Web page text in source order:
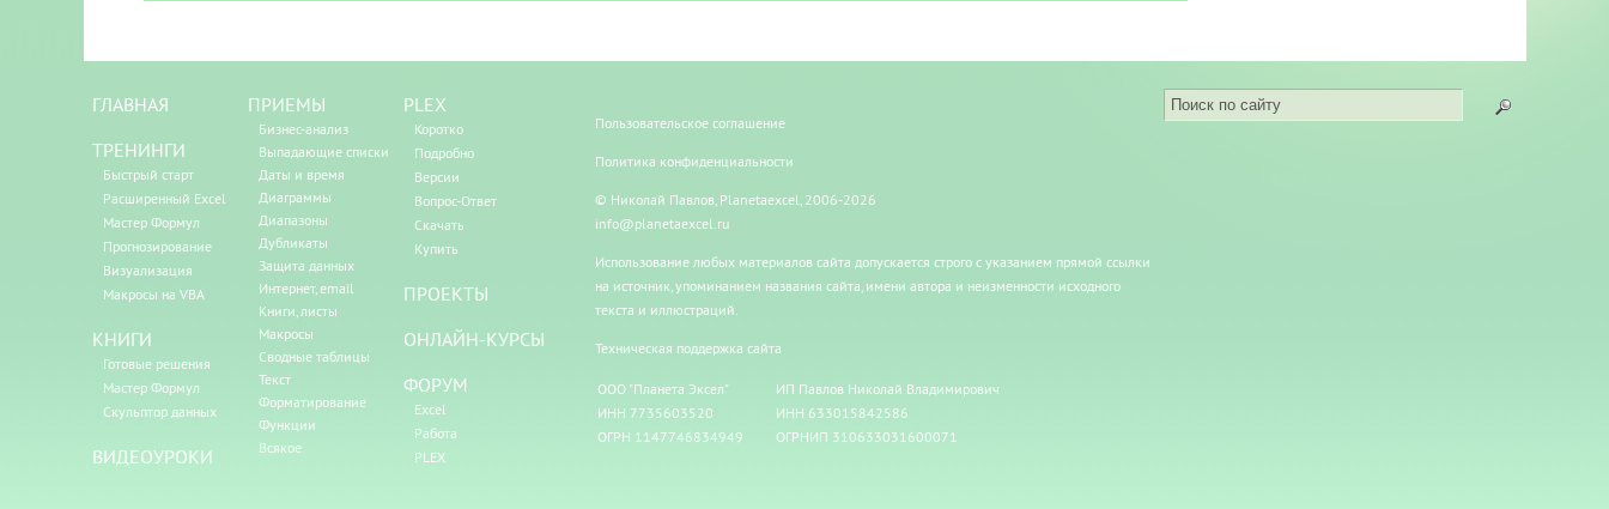
ГЛАВНАЯ
ТРЕНИНГИ
Быстрый старт
Расширенный Excel
Мастер Формул
Прогнозирование
Визуализация
Макросы на VBA
КНИГИ
Готовые решения
Мастер Формул
Скульптор данных
ВИДЕОУРОКИ
ПРИЕМЫ
Бизнес-анализ
Выпадающие списки
Даты и время
Диаграммы
Диапазоны
Дубликаты
Защита данных
Интернет, email
Книги, листы
Макросы
Сводные таблицы
Текст
Форматирование
Функции
Всякое
PLEX
Коротко
Подробно
Версии
Вопрос-Ответ
Скачать
Купить
ПРОЕКТЫ
ОНЛАЙН-КУРСЫ
ФОРУМ
Excel
Работа
PLEX
Пользовательское соглашение
Политика конфиденциальности
© Николай Павлов, Planetaexcel, 2006-2026
info@planetaexcel.ru
Использование любых материалов сайта допускается строго с указанием прямой ссылки
на источник, упоминанием названия сайта, имени автора и неизменности исходного
текста и иллюстраций.
Техническая поддержка сайта
ООО "Планета Эксел"
ИНН 7735603520
ОГРН 1147746834949
ИП Павлов Николай Владимирович
ИНН 633015842586
ОГРНИП 310633031600071